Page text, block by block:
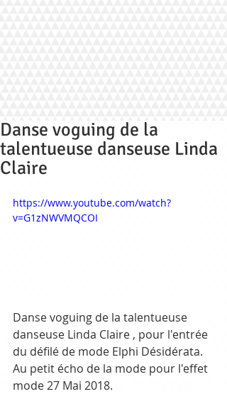
Danse voguing de la
talentueuse danseuse Linda
Claire
https://www.youtube.com/watch?
v=G1zNWVMQCOI
Danse voguing de la talentueuse
danseuse Linda Claire , pour l'entrée
du défilé de mode Elphi Désidérata.
Au petit écho de la mode pour l'effet
mode 27 Mai 2018.